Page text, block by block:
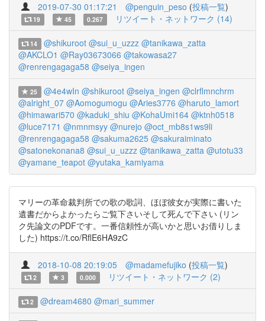
2019-07-30 01:17:21 @penguin_peso (投稿一覧)
19 45 0.267 リツイート・ネットワーク (14)
14 @shikuroot @sui_u_uzzz @tanikawa_zatta
@AKCLO1 @Ray03673066 @takowasa27
@renrengagaga58 @seiya_ingen
25 @4e4wIn @shikuroot @seiya_ingen @clrflmnchrm
@alright_07 @Aomogumogu @Aries3776 @haruto_lamort
@himawari570 @kaduki_shiu @KohaUmi164 @ktnh0518
@luce7171 @nmnmsyy @nurejo @oct_mb8s1ws9li
@renrengagaga58 @sakuma2625 @sakuraiminato
@satonekonana8 @sui_u_uzzz @tanikawa_zatta @utotu33
@yamane_teapot @yutaka_kamiyama
マリーの革命裁判所での歌の歌詞、ほぼ彼女が実際に書いた
遺書だからよかったらご覧下さいそして死んで下さい (リン
ク先論文のPDFです。一番信頼性が高いかと思いお借りしま
した) https://t.co/RflE6HA9zC
2018-10-08 20:19:05 @madamefujiko (投稿一覧)
2 3 0.000 リツイート・ネットワーク (2)
2 @dream4680 @mari_summer